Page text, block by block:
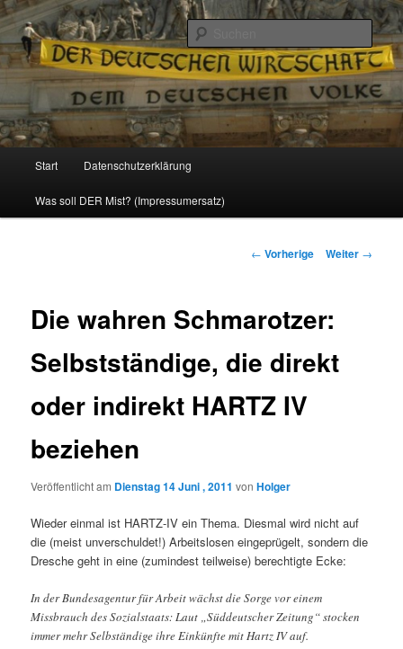
Reizzentrum
Politik, Wirtschaft, Soziales und Gesellschaft
Zum
Inhalt
Start Datenschutzerklärung
Was soll DER Mist? (Impressumersatz)
Beitrags-
← Vorherige Weiter →
Die wahren Schmarotzer:
Selbstständige, die direkt
oder indirekt HARTZ IV
beziehen
Veröffentlicht am Dienstag 14 Juni , 2011 vonHolger
Wieder einmal ist HARTZ-IV ein Thema. Diesmal wird nicht auf
die (meist unverschuldet!) Arbeitslosen eingeprügelt, sondern die
Dresche geht in eine (zumindest teilweise) berechtigte Ecke:
In der Bundesagentur für Arbeit wächst die Sorge vor einem
Missbrauch des Sozialstaats: Laut „Süddeutscher Zeitung“ stocken
immer mehr Selbständige ihre Einkünfte mit Hartz IV auf.